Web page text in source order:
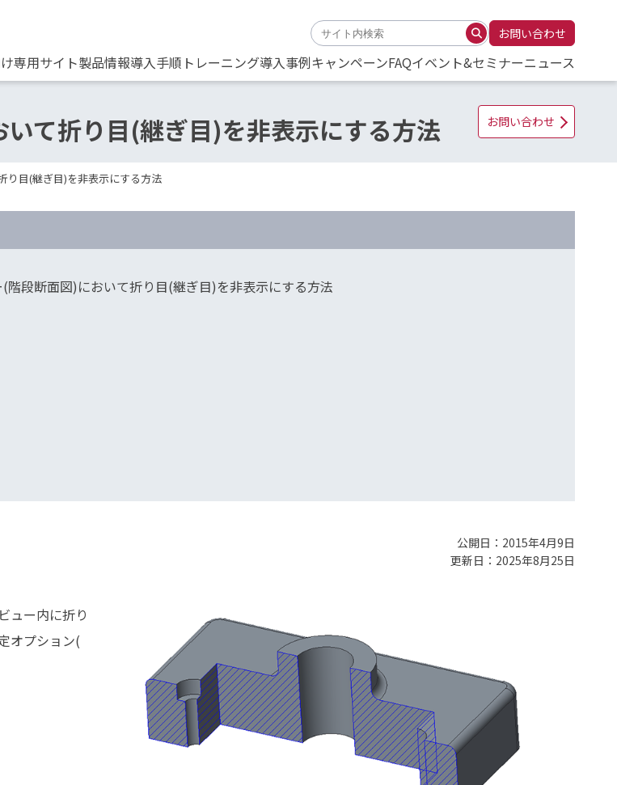
お問い合わせ
専用サイト製品情報導入手順 トレーニング導入事例キャンペーンFAQイベント&セミナーニュース
て折り目(継ぎ目)を非表示にする方法 お問い合わせ
り目(継ぎ目)を非表示にする方法
階段断面図)において折り目(継ぎ目)を非表示にする方法
公開日：2015年4月9日
更新日：2025年8月25日
ュー内に折り
オプション(